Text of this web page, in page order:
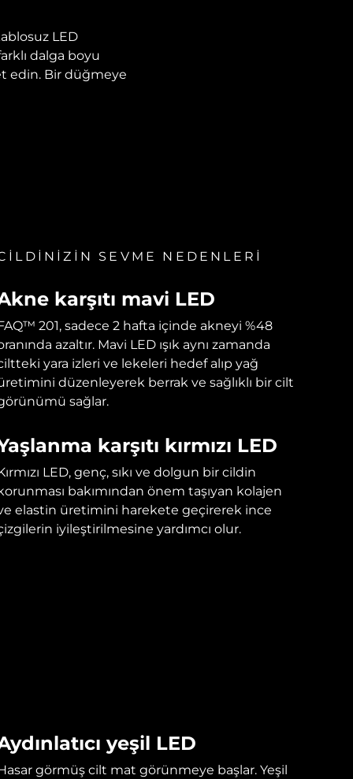
LED
dalga boyu
edin. Bir düğmeye
SEVME NEDENLERİ
karşıtı mavi LED
201, sadece 2 hafta içinde akneyi %48
azaltır. Mavi LED ışık aynı zamanda
yara izleri ve lekeleri hedef alıp yağ
düzenleyerek berrak ve sağlıklı bir cilt
sağlar.
karşıtı kırmızı LED
LED, genç, sıkı ve dolgun bir cildin
bakımından önem taşıyan kolajen
elastin üretimini harekete geçirerek ince
iyileştirilmesine yardımcı olur.
yeşil LED
görmüş cilt mat görünmeye başlar. Yeşil